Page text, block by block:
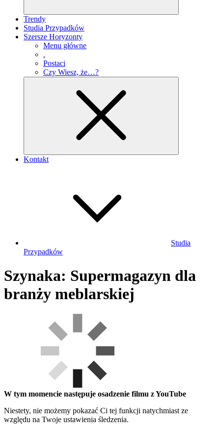
Trendy
Studia Przypadków
Szersze Horyzonty
Menu główne
.
Postaci
Czy Wiesz, że…?
Kontakt
Studia
Przypadków
Szynaka: Supermagazyn dla
branży meblarskiej
W tym momencie następuje osadzenie filmu z YouTube
Niestety, nie możemy pokazać Ci tej funkcji natychmiast ze
względu na Twoje ustawienia śledzenia.